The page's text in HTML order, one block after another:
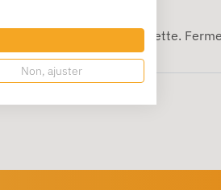
de téléphone et tablette.
Non, ajuster